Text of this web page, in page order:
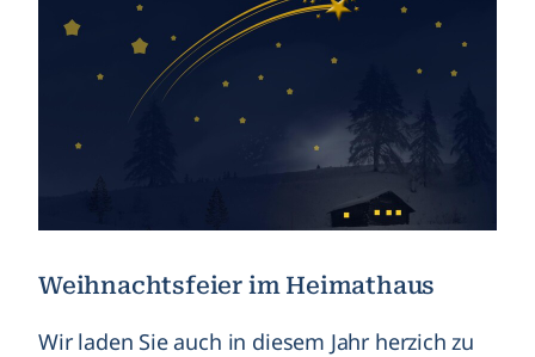
Weihnachtsfeier im Heimathaus
Wir laden Sie auch in diesem Jahr herzich zu